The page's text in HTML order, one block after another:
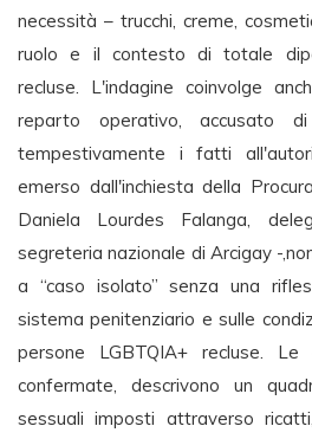
necessità – trucchi, creme,
ruolo e il contesto di totale
recluse. L'indagine coinvolge
reparto operativo, accusato
tempestivamente i fatti
emerso dall'inchiesta della
Daniela Lourdes Falanga,
segreteria nazionale di Arcigay -
a “caso isolato” senza una
sistema penitenziario e sulle
persone LGBTQIA+ recluse.
confermate, descrivono un
sessuali imposti attraverso